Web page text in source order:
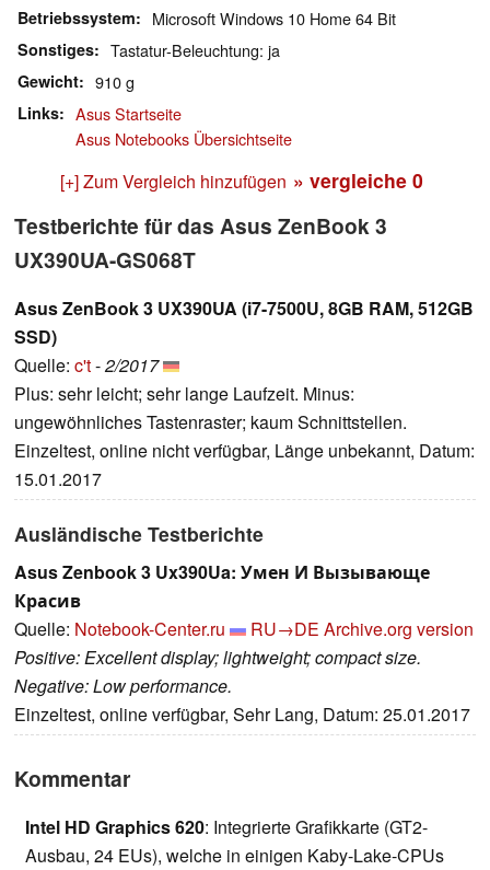
Betriebssystem Microsoft Windows 10 Home 64 Bit
Sonstiges Tastatur-Beleuchtung: ja
Gewicht 910 g
Links
Asus Startseite
Asus Notebooks Übersichtseite
[+] Zum Vergleich hinzufügen » vergleiche 0
Testberichte für das Asus ZenBook 3
UX390UA-GS068T
Asus ZenBook 3 UX390UA (i7-7500U, 8GB RAM, 512GB
SSD)
Quelle: c't-2/2017
Plus: sehr leicht; sehr lange Laufzeit. Minus:
ungewöhnliches Tastenraster; kaum Schnittstellen.
Einzeltest, online nicht verfügbar, Länge unbekannt, Datum:
15.01.2017
Ausländische Testberichte
Asus Zenbook 3 Ux390Ua: Умен И Вызывающе
Красив
Quelle: Notebook-Center.ru RU→DE Archive.org version
Positive: Excellent display; lightweight; compact size.
Negative: Low performance.
Einzeltest, online verfügbar, Sehr Lang, Datum: 25.01.2017
Kommentar
Intel HD Graphics 620: Integrierte Grafikkarte (GT2-
Ausbau, 24 EUs), welche in einigen Kaby-Lake-CPUs